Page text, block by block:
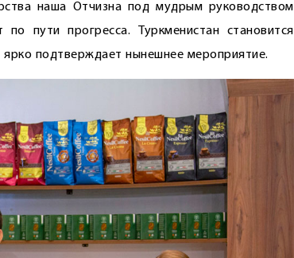
наша Отчизна под мудрым руководством
пути прогресса. Туркменистан становится
подтверждает нынешнее мероприятие.